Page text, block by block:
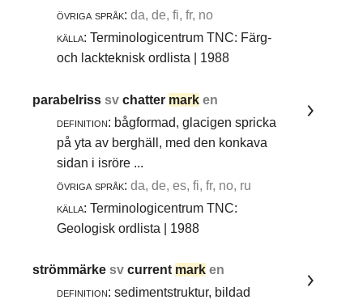
övriga språk: da, de, fi, fr, no
källa: Terminologicentrum TNC: Färg-
och lackteknisk ordlista | 1988
parabelrisssvchatter mark en
definition: bågformad, glacigen spricka
på yta av berghäll, med den konkava
sidan i isröre ...
övriga språk: da, de, es, fi, fr, no, ru
källa: Terminologicentrum TNC:
Geologisk ordlista | 1988
strömmärkesvcurrent mark en
definition: sedimentstruktur, bildad